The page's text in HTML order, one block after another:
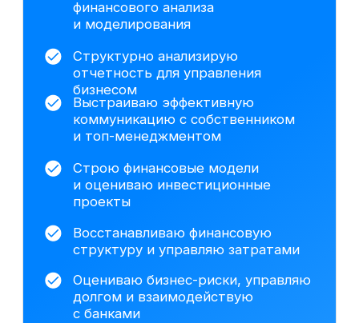
На базе анализа исторических
данных построил трёхформовую
финансовую модель
развития (базовый,
оптимистичный, стрессовый),
включая прогноз выручки,
потоков.Провёл DCF*-оценку
(FCFF /FCFE ) и анализ
чувствительности.Подготовил
презентацию для собственников
Работа с инструментами для
Excel
Power Point
ChatGPT
1С:Бухгалтерия 8.3
Gamma
DeepSeek